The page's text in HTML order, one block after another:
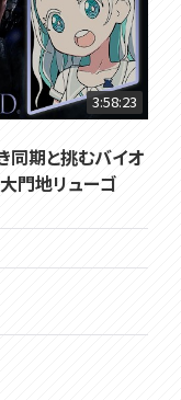
3:58:23
同期と挑むバイオ
門地リューゴ